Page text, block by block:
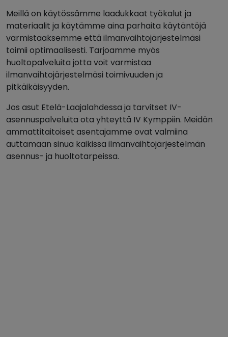
Meillä on käytössämme laadukkaat työkalut ja
materiaalit ja käytämme aina parhaita käytäntöjä
varmistaaksemme että ilmanvaihtojärjestelmäsi
toimii optimaalisesti. Tarjoamme myös
huoltopalveluita jotta voit varmistaa
ilmanvaihtojärjestelmäsi toimivuuden ja
pitkäikäisyyden.
Jos asut Etelä-Laajalahdessa ja tarvitset IV-
asennuspalveluita ota yhteyttä IV Kymppiin. Meidän
ammattitaitoiset asentajamme ovat valmiina
auttamaan sinua kaikissa ilmanvaihtojärjestelmän
asennus- ja huoltotarpeissa.